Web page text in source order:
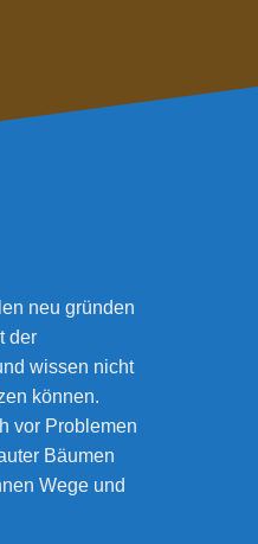
neu gründen
der
wissen nicht
können.
vor Problemen
Bäumen
Wege und